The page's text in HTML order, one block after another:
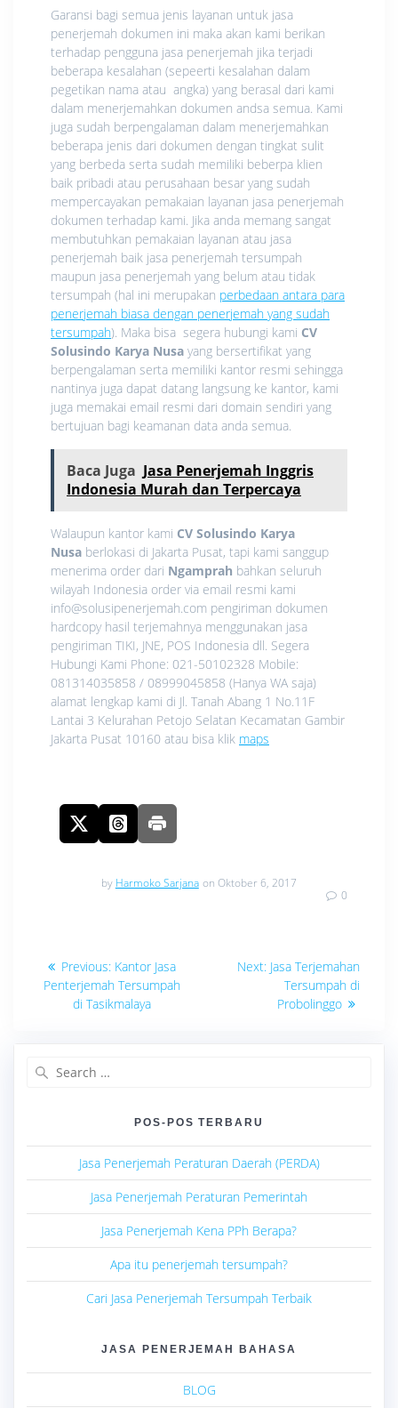
Garansi bagi semua jenis layanan untuk jasa
penerjemah dokumen ini maka akan kami berikan
terhadap pengguna jasa penerjemah jika terjadi
beberapa kesalahan (sepeerti kesalahan dalam
pegetikan nama atau angka) yang berasal dari kami
dalam menerjemahkan dokumen andsa semua. Kami
juga sudah berpengalaman dalam menerjemahkan
beberapa jenis dari dokumen dengan tingkat sulit
yang berbeda serta sudah memiliki beberpa klien
baik pribadi atau perusahaan besar yang sudah
mempercayakan pemakaian layanan jasa penerjemah
dokumen terhadap kami. Jika anda memang sangat
membutuhkan pemakaian layanan atau jasa
penerjemah baik jasa penerjemah tersumpah
maupun jasa penerjemah yang belum atau tidak
tersumpah (hal ini merupakan perbedaan antara para
penerjemah biasa dengan penerjemah yang sudah
tersumpah). Maka bisa segera hubungi kami CV
Solusindo Karya Nusa yang bersertifikat yang
berpengalaman serta memiliki kantor resmi sehingga
nantinya juga dapat datang langsung ke kantor, kami
juga memakai email resmi dari domain sendiri yang
bertujuan bagi keamanan data anda semua.
Baca Juga Jasa Penerjemah Inggris
Indonesia Murah dan Terpercaya
Walaupun kantor kami CV Solusindo Karya
Nusa berlokasi di Jakarta Pusat, tapi kami sanggup
menerima order dari Ngamprah bahkan seluruh
wilayah Indonesia order via email resmi kami
info@solusipenerjemah.com pengiriman dokumen
hardcopy hasil terjemahnya menggunakan jasa
pengiriman TIKI, JNE, POS Indonesia dll. Segera
Hubungi Kami Phone: 021-50102328 Mobile:
081314035858 / 08999045858 (Hanya WA saja)
alamat lengkap kami di Jl. Tanah Abang 1 No.11F
Lantai 3 Kelurahan Petojo Selatan Kecamatan Gambir
Jakarta Pusat 10160 atau bisa klik maps
by Harmoko Sarjana on Oktober 6, 2017
0
Navigasi
pos
Previous: Previous
post:
Kantor Jasa
Penterjemah Tersumpah
di Tasikmalaya
Next: Next
post:
Jasa Terjemahan
Tersumpah di
Probolinggo
POS-POS TERBARU
Jasa Penerjemah Peraturan Daerah (PERDA)
Jasa Penerjemah Peraturan Pemerintah
Jasa Penerjemah Kena PPh Berapa?
Apa itu penerjemah tersumpah?
Cari Jasa Penerjemah Tersumpah Terbaik
JASA PENERJEMAH BAHASA
BLOG